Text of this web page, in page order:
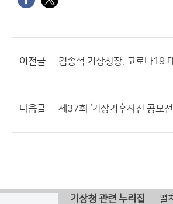
이전글
다음글 제37회 ‘기상기후사진 공모
기상청 관련 누리집 펼